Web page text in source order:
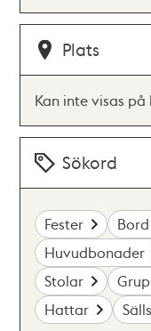
Plats
Kan inte visas på
Sökord
Fester Bord
Huvudbonader
Stolar
Hattar